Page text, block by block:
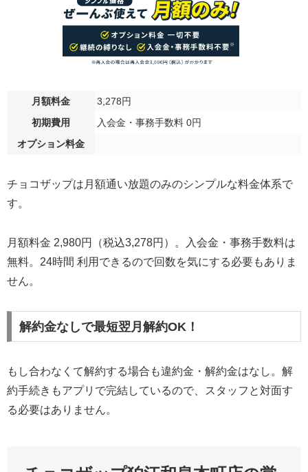
月額料金
3,278円
初期費用
入会金・事務手数料 0円
オプション料金
チョコザップは月額通い放題のみのシンプルな料金体系で
す。
月額料金 2,980円（税込3,278円）。入会金・事務手数料は
無料。24時間 利用できるので回数を気にする必要もありま
せん。
解約金なしで最短翌月解約OK！
もし合わなくて解約する場合も違約金・解約金はなし。解
約手続きもアプリで完結しているので、スタッフと対面す
る必要はありません。